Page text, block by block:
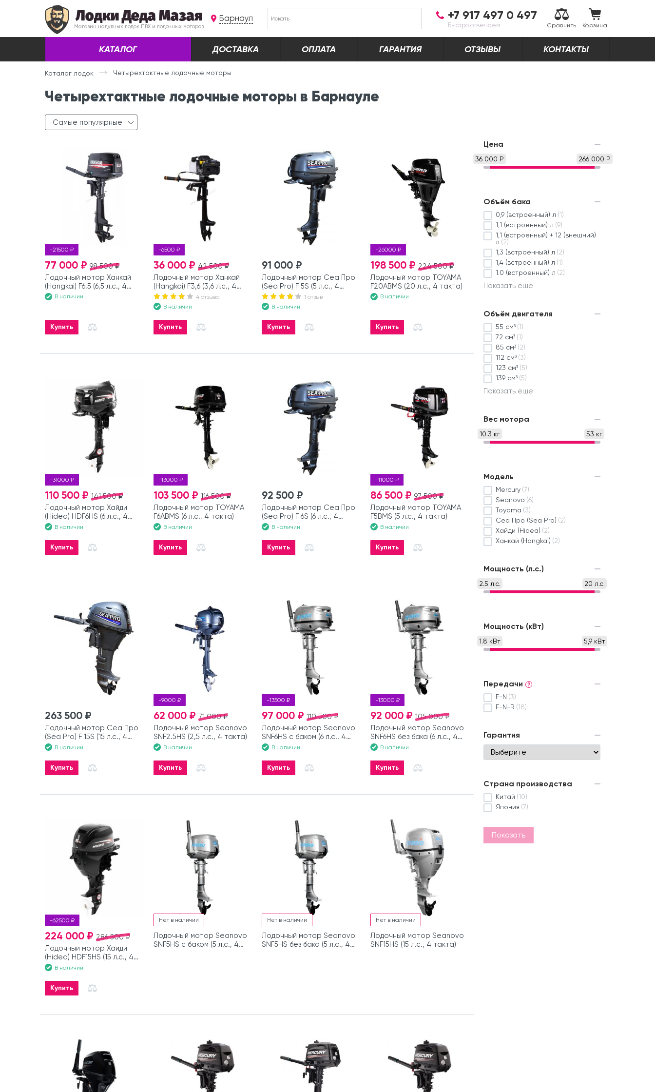
Лодки Деда Мазая
Магазин надувных лодок ПВХ и лодочных моторов
Барнаул +7 917 497 0 497
Быстро отвечаем Сравнить Корзина
КАТАЛОГ ДОСТАВКА ОПЛАТА ГАРАНТИЯ ОТЗЫВЫ КОНТАКТЫ
Каталог лодок Четырехтактные лодочные моторы
Четырехтактные лодочные моторы в Барнауле
Самые популярные
-21500 ₽
98 500 ₽
77 000 ₽
Лодочный мотор Ханкай
(Hangkai) F6,5 (6,5 л.с., 4
такта)
В наличии
Купить
-6500 ₽
42 500 ₽
36 000 ₽
Лодочный мотор Ханкай
(Hangkai) F3,6 (3,6 л.с., 4
такта)
4 отзыва
В наличии
Купить
91 000 ₽
Лодочный мотор Сеа Про
(Sea Pro) F 5S (5 л.с., 4
такта)
1 отзыв
В наличии
Купить
-26000 ₽
224 500 ₽
198 500 ₽
Лодочный мотор TOYAMA
F20ABMS (20 л.с., 4 такта)
В наличии
Купить
-31000 ₽
141 500 ₽
110 500 ₽
Лодочный мотор Хайди
(Hidea) HDF6HS (6 л.с., 4
такта)
В наличии
Купить
-13000 ₽
116 500 ₽
103 500 ₽
Лодочный мотор TOYAMA
F6ABMS (6 л.с., 4 такта)
В наличии
Купить
92 500 ₽
Лодочный мотор Сеа Про
(Sea Pro) F 6S (6 л.с., 4
такта)
В наличии
Купить
-11000 ₽
97 500 ₽
86 500 ₽
Лодочный мотор TOYAMA
F5BMS (5 л.с., 4 такта)
В наличии
Купить
263 500 ₽
Лодочный мотор Сеа Про
(Sea Pro) F 15S (15 л.с., 4
такта)
В наличии
Купить
-9000 ₽
71 000 ₽
62 000 ₽
Лодочный мотор Seanovo
SNF2.5HS (2,5 л.с., 4 такта)
В наличии
Купить
-13500 ₽
110 500 ₽
97 000 ₽
Лодочный мотор Seanovo
SNF6HS с баком (6 л.с., 4
такта)
В наличии
Купить
-13000 ₽
105 000 ₽
92 000 ₽
Лодочный мотор Seanovo
SNF6HS без бака (6 л.с., 4
такта)
В наличии
Купить
-62500 ₽
286 500 ₽
224 000 ₽
Лодочный мотор Хайди
(Hidea) HDF15HS (15 л.с., 4
такта)
В наличии
Купить
Нет в наличии
Лодочный мотор Seanovo
SNF5HS с баком (5 л.с., 4
Нет в наличии
Лодочный мотор Seanovo
SNF5HS без бака (5 л.с., 4
Нет в наличии
Лодочный мотор Seanovo
SNF15HS (15 л.с., 4 такта)
Цена
36 000 Р 266 000 Р
Объём бака
0,9 (встроенный) л (1)
1,1 (встроенный) л (9)
1,1 (встроенный) + 12 (внешний)
л (2)
1,3 (встроенный) л (2)
1,4 (встроенный) л (1)
1.0 (встроенный) л (2)
Показать еще
Объём двигателя
55 см³ (1)
72 см³ (1)
85 см³ (2)
112 см³ (3)
123 см³ (5)
139 см³ (5)
Показать еще
Вес мотора
10.3 кг 53 кг
Модель
Mercury (7)
Seanovo (6)
Toyama (3)
Сеа Про (Sea Pro) (2)
Хайди (Hidea) (2)
Ханкай (Hangkai) (2)
Мощность (л.с.)
2.5 л.с. 20 л.с.
Мощность (кВт)
1.8 кВт 5,9 кВт
Передачи ?
F-N (3)
F-N-R (18)
Гарантия
Страна производства
Китай (10)
Япония (7)
Показать